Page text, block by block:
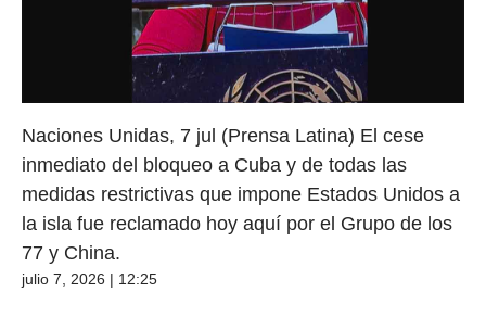
Naciones Unidas, 7 jul (Prensa Latina) El cese
inmediato del bloqueo a Cuba y de todas las
medidas restrictivas que impone Estados Unidos a
la isla fue reclamado hoy aquí por el Grupo de los
77 y China.
julio 7, 2026 | 12:25